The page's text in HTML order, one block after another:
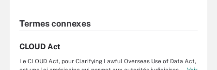
Termes connexes
CLOUD Act
Le CLOUD Act, pour Clarifying Lawful Overseas Use of Data Act,